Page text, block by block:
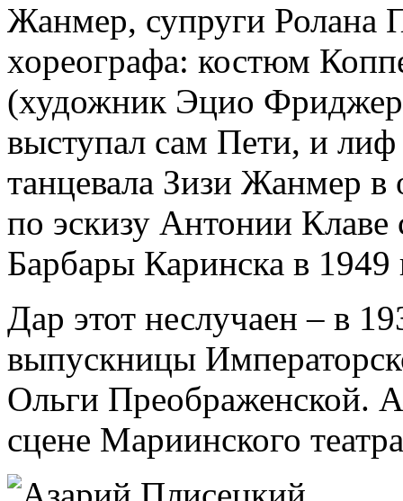
Жанмер, супруги Ролана
хореографа: костюм
(художник Эцио
выступал сам Пети, и
танцевала Зизи Жанмер
по эскизу Антонии
Барбары Каринска в 1949
Дар этот неслучаен – в
выпускницы
Ольги Преображенской.
сцене Мариинского